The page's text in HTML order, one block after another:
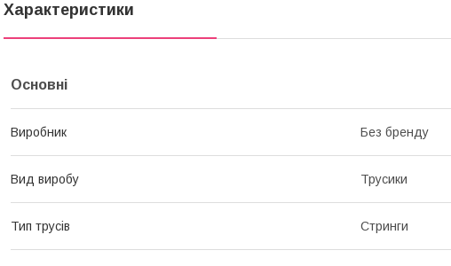
Характеристики
Основні
Виробник Без бренду
Вид виробу Трусики
Тип трусів Стринги